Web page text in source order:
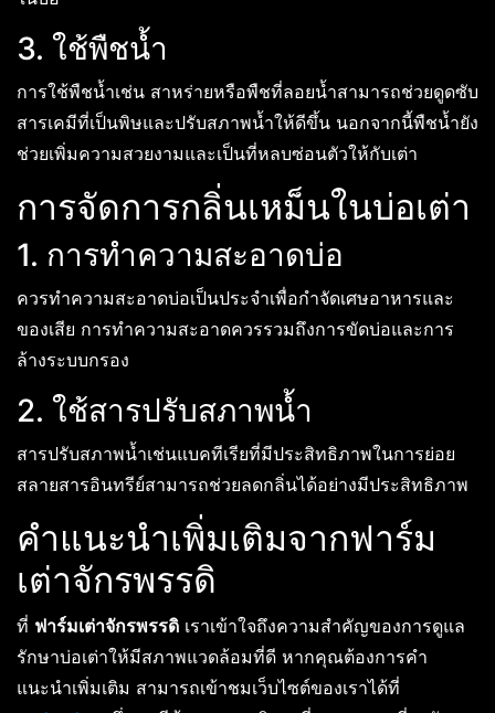
3. ใช้พืชน้ำ
การใช้พืชน้ำเช่น สาหร่ายหรือพืชที่ลอยน้ำสามารถช่วยดูดซับ
สารเคมีที่เป็นพิษและปรับสภาพน้ำให้ดีขึ้น นอกจากนี้พืชน้ำยัง
ช่วยเพิ่มความสวยงามและเป็นที่หลบซ่อนตัวให้กับเต่า
การจัดการกลิ่นเหม็นในบ่อเต่า
1. การทำความสะอาดบ่อ
ควรทำความสะอาดบ่อเป็นประจำเพื่อกำจัดเศษอาหารและ
ของเสีย การทำความสะอาดควรรวมถึงการขัดบ่อและการ
ล้างระบบกรอง
2. ใช้สารปรับสภาพน้ำ
สารปรับสภาพน้ำเช่นแบคทีเรียที่มีประสิทธิภาพในการย่อย
สลายสารอินทรีย์สามารถช่วยลดกลิ่นได้อย่างมีประสิทธิภาพ
คำแนะนำเพิ่มเติมจากฟาร์ม
เต่าจักรพรรดิ
ที่ ฟาร์มเต่าจักรพรรดิ เราเข้าใจถึงความสำคัญของการดูแล
รักษาบ่อเต่าให้มีสภาพแวดล้อมที่ดี หากคุณต้องการคำ
แนะนำเพิ่มเติม สามารถเข้าชมเว็บไซต์ของเราได้ที่